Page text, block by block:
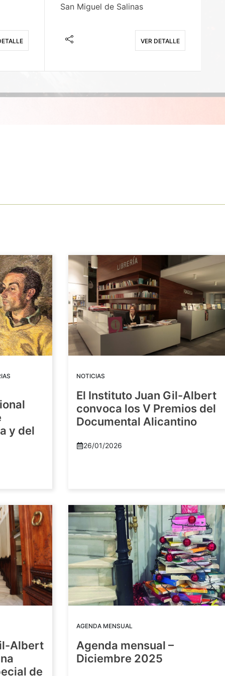
San Miguel de Salinas
VER DETALLE
y del
NOTICIAS
El Instituto Juan Gil-Albert
convoca los V Premios del
Documental Alicantino
26/01/2026
Albert
de
AGENDA MENSUAL
Agenda mensual –
Diciembre 2025